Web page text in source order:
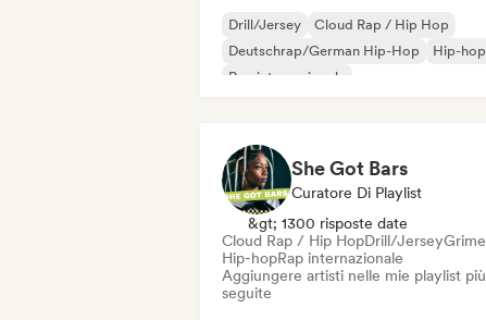
Drill/Jersey
Cloud Rap / Hip Hop
Deutschrap/German Hip-Hop
Hip-hop
Rap internazionale
She Got Bars
Curatore Di Playlist
&gt; 1300 risposte date
Cloud Rap / Hip HopDrill/JerseyGrime
Hip-hopRap internazionale
Aggiungere artisti nelle mie playlist più
seguite